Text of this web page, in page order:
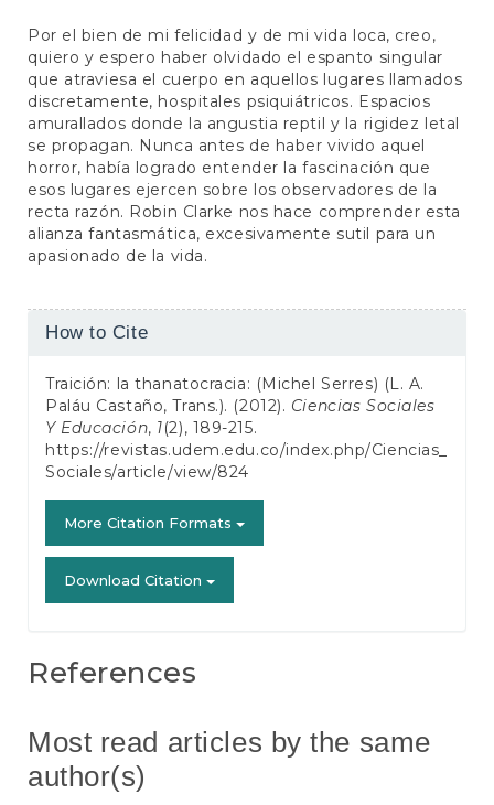
Por el bien de mi felicidad y de mi vida loca, creo,
quiero y espero haber olvidado el espanto singular
que atraviesa el cuerpo en aquellos lugares llamados
discretamente, hospitales psiquiátricos. Espacios
amurallados donde la angustia reptil y la rigidez letal
se propagan. Nunca antes de haber vivido aquel
horror, había logrado entender la fascinación que
esos lugares ejercen sobre los observadores de la
recta razón. Robin Clarke nos hace comprender esta
alianza fantasmática, excesivamente sutil para un
apasionado de la vida.
Article
How to Cite
Traición: la thanatocracia: (Michel Serres) (L. A.
Paláu Castaño, Trans.). (2012). Ciencias Sociales
Y Educación, 1(2), 189-215.
https://revistas.udem.edu.co/index.php/Ciencias_
Sociales/article/view/824
More Citation Formats
Download Citation
References
Most read articles by the same
author(s)